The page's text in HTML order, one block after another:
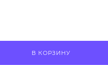
В КОРЗИНУ